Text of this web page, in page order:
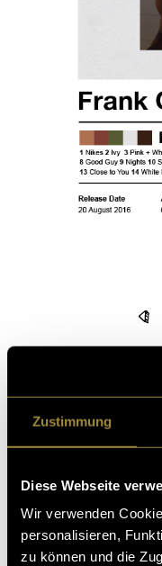
Zustimmung
Diese Webseite
Wir verwenden
personalisieren,
zu können und die
Für eine
Zuhause, habe ich
die die Kraft und
zelebrieren.
inspirierende Zitate